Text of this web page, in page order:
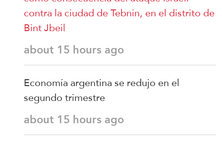
contra la ciudad de Tebnin, en el distrito de
Bint Jbeil
about 15 hours ago
Economía argentina se redujo en el
segundo trimestre
about 15 hours ago